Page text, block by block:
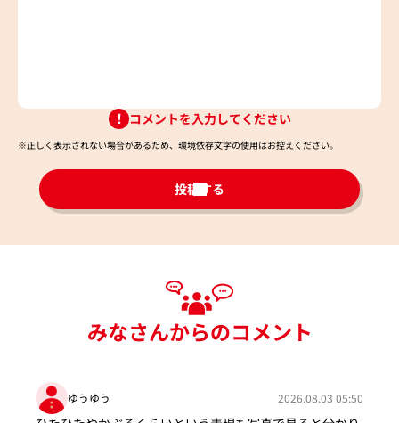
コメントを入力してください
※正しく表示されない場合があるため、環境依存文字の使用はお控えください。​
投稿する
みなさんからのコメント
ゆうゆう 2026.08.03 05:50